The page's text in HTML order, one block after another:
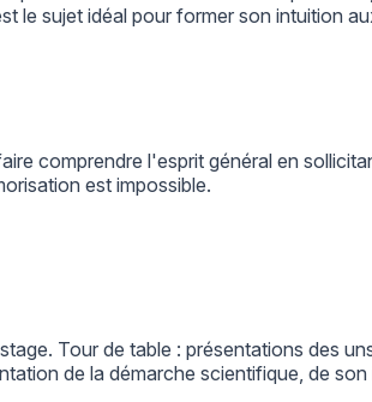
le sujet idéal pour former son intuition
comprendre l'esprit général en
est impossible.
Tour de table : présentations des
de la démarche scientifique, de